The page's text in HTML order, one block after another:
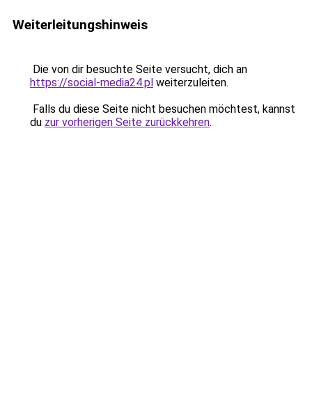
Weiterleitungshinweis
Die von dir besuchte Seite versucht, dich an
https://social-media24.pl weiterzuleiten.
Falls du diese Seite nicht besuchen möchtest, kannst
du zur vorherigen Seite zurückkehren.